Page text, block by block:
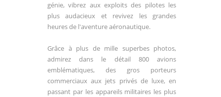
génie, vibrez aux exploits des pilotes les
plus audacieux et revivez les grandes
heures de l'aventure aéronautique.
Grâce à plus de mille superbes photos,
admirez dans le détail 800 avions
emblématiques, des gros porteurs
commerciaux aux jets privés de luxe, en
passant par les appareils militaires les plus